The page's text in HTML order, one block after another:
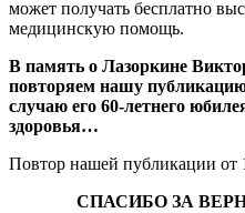
может получать бесплатно
медицинскую помощь.
В память о Лазоркине
повторяем нашу публикацию
случаю его 60-летнего
здоровья…
Повтор нашей публикации от
СПАСИБО ЗА